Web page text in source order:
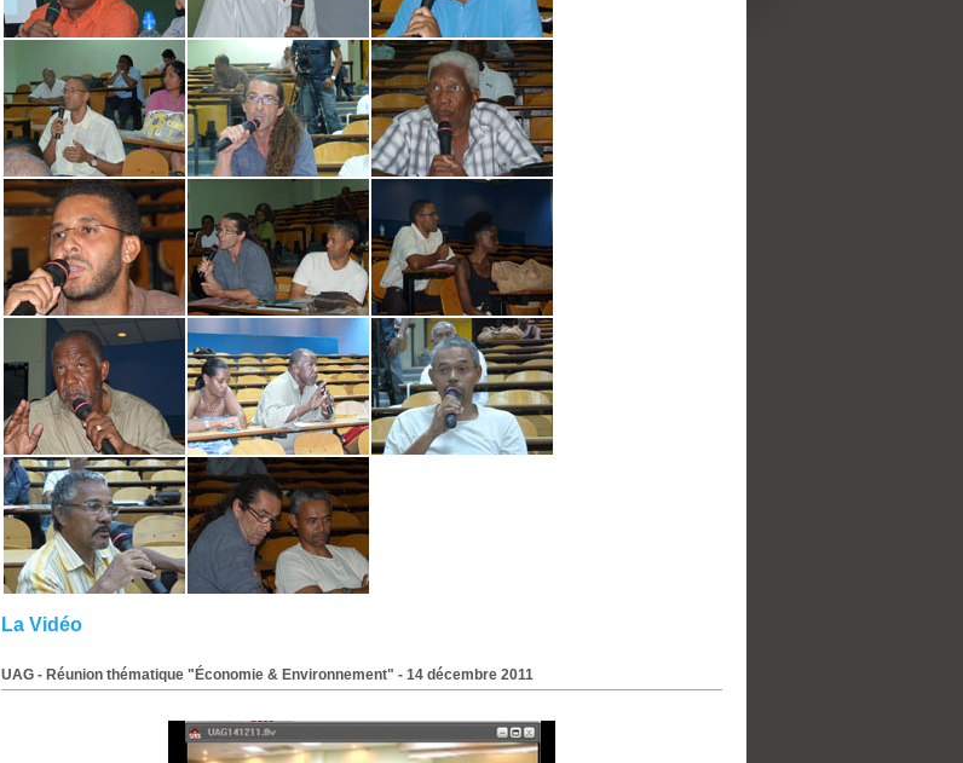
La Vidéo
UAG - Réunion thématique "Économie & Environnement" - 14 décembre 2011